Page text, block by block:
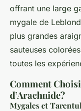
offrant une large
mygale de
plus grandes
sauteuses
toutes les
Comment
d’Arachnide?
Mygales et